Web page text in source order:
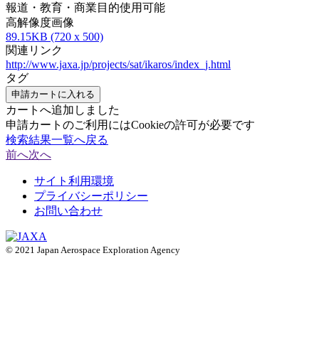
報道・教育・商業目的使用可能
高解像度画像
89.15KB (720 x 500)
関連リンク
http://www.jaxa.jp/projects/sat/ikaros/index_j.html
タグ
申請カートに入れる
カートへ追加しました
申請カートのご利用にはCookieの許可が必要です
検索結果一覧へ戻る
前へ次へ
サイト利用環境
プライバシーポリシー
お問い合わせ
© 2021 Japan Aerospace Exploration Agency